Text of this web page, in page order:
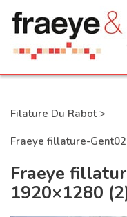
Filature Du Rabot >
Fraeye fillature-
Fraeye
1920×1280